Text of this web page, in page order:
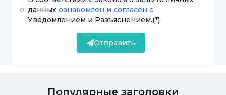
психопатологических проблем.
которые приводят к физическому,
данныхознакомлен и согласен с
Уведомлением и Разъяснением.(*)
Отправить
Популярные заголовки